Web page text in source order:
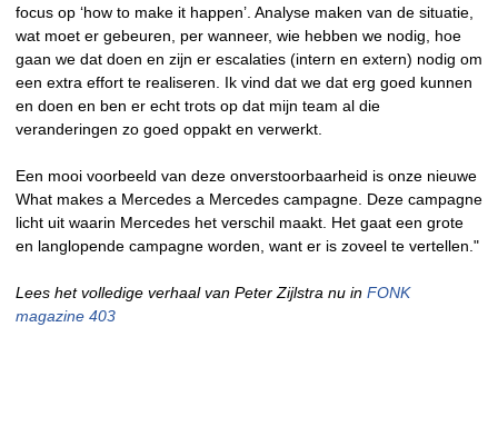
focus op ‘how to make it happen’. Analyse maken van de situatie,
wat moet er gebeuren, per wanneer, wie hebben we nodig, hoe
gaan we dat doen en zijn er escalaties (intern en extern) nodig om
een extra effort te realiseren. Ik vind dat we dat erg goed kunnen
en doen en ben er echt trots op dat mijn team al die
veranderingen zo goed oppakt en verwerkt.
Een mooi voorbeeld van deze onverstoorbaarheid is onze nieuwe
What makes a Mercedes a Mercedes campagne. Deze campagne
licht uit waarin Mercedes het verschil maakt. Het gaat een grote
en langlopende campagne worden, want er is zoveel te vertellen."
Lees het volledige verhaal van Peter Zijlstra nu in FONK
magazine 403